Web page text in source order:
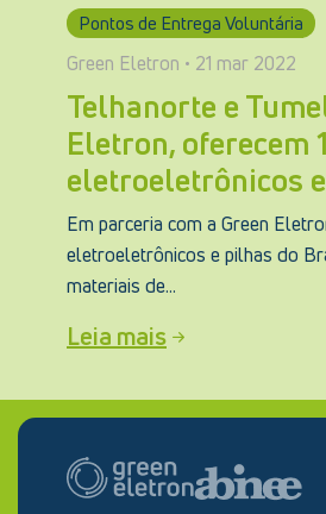
Pontos de Entrega Voluntária
Green Eletron • 21 mar 2022
Telhanorte e
Eletron, oferecem
eletroeletrônicos
Em parceria com a Green
eletroeletrônicos e pilhas do
materiais de...
Leia mais